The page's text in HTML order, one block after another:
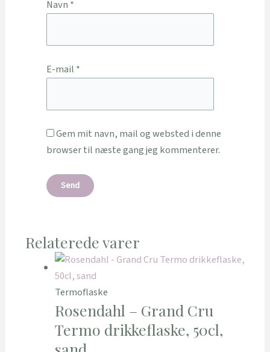
Navn *
E-mail *
Gem mit navn, mail og websted i denne
browser til næste gang jeg kommenterer.
Relaterede varer
Termoflaske
Rosendahl – Grand Cru
Termo drikkeflaske, 50cl,